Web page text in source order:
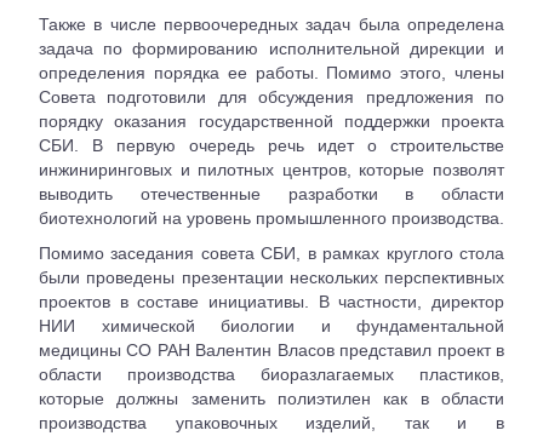
Также в числе первоочередных задач была определена
задача по формированию исполнительной дирекции и
определения порядка ее работы. Помимо этого, члены
Совета подготовили для обсуждения предложения по
порядку оказания государственной поддержки проекта
СБИ. В первую очередь речь идет о строительстве
инжиниринговых и пилотных центров, которые позволят
выводить отечественные разработки в области
биотехнологий на уровень промышленного производства.
Помимо заседания совета СБИ, в рамках круглого стола
были проведены презентации нескольких перспективных
проектов в составе инициативы. В частности, директор
НИИ химической биологии и фундаментальной
медицины СО РАН Валентин Власов представил проект в
области производства биоразлагаемых пластиков,
которые должны заменить полиэтилен как в области
производства упаковочных изделий, так и в